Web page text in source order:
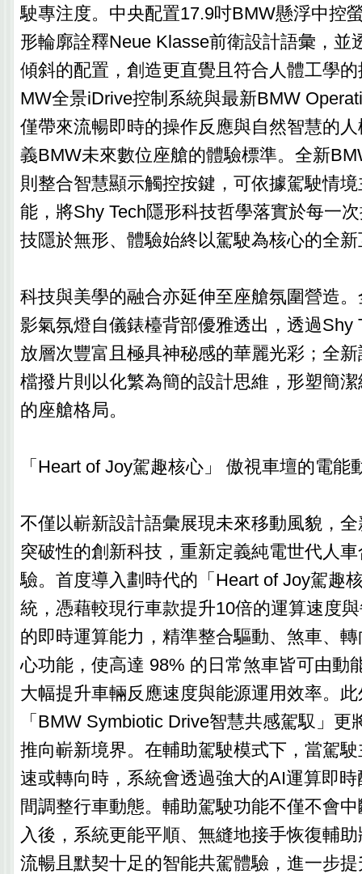
駛專注度。中央配置17.9吋BMW懸浮中控
形輪廓詮釋Neue Klasse前衛設計語彙，並
傾斜的配置，創造更直覺且符合人體工學
MW全景iDrive控制系統與最新BMW
僅帶來流暢即時的操作反應與自然智慧的
義BMW未來數位座艙的體驗標準。全新
則整合智慧顯示觸控按鍵，可依據駕駛情
能，將Shy Tech隱形科技哲學落實於每一
技隱於無形、體驗始終以駕駛為核心的全
科技與美學的融合亦延伸至座艙氛圍營造
影氣氛燈自儀錶檯背部優雅透出，透過Shy
放層次豐富且極具神秘感的華麗光彩；全
檔撥片則以化繁為簡的設計思維，形塑簡
的座艙格局。
「Heart of Joy駕趣核心」 傲視車壇的電能
不僅以嶄新設計語彙展現未來移動風貌，
突破性的創新科技，重新定義純電世代人
驗。首度導入劃時代的「Heart of Joy駕趣
統，憑藉較現行車款提升10倍的運算速度
的即時運算能力，精準整合驅動、煞車、
心功能，使高達 98% 的日常煞車皆可由動
大幅提升車輛反應速度與能源運用效率。
「BMW Symbiotic Drive智慧共感駕馭」更
推向嶄新境界。在輔助駕駛模式下，當駕
速或轉向時，系統會透過強大的AI運算即
間調整行車動態。輔助駕駛功能不僅不會
入後，系統更能平順、無縫地接手恢復輔
流暢且默契十足的智能共駕體驗，進一步